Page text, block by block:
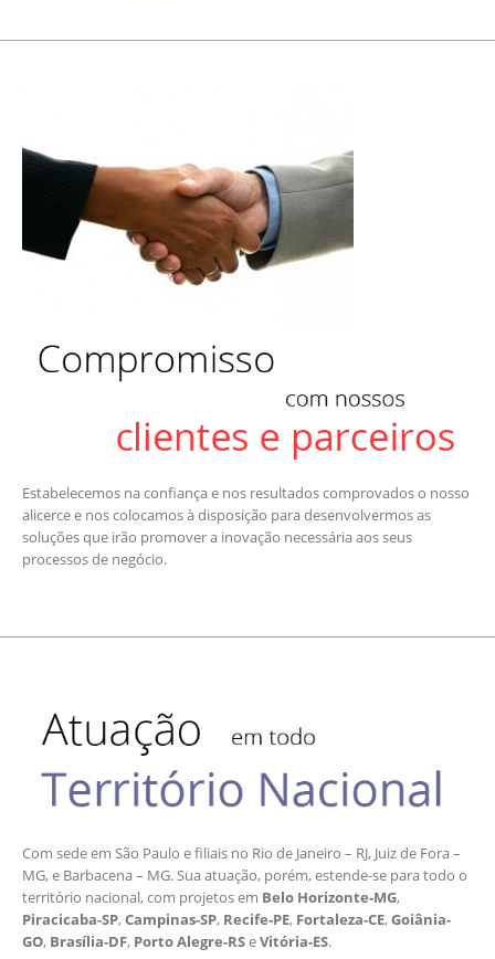
Estabelecemos na confiança e nos resultados comprovados o nosso
alicerce e nos colocamos à disposição para desenvolvermos as
soluções que irão promover a inovação necessária aos seus
processos de negócio.
Com sede em São Paulo e filiais no Rio de Janeiro – RJ, Juiz de Fora –
MG, e Barbacena – MG. Sua atuação, porém, estende-se para todo o
território nacional, com projetos em Belo Horizonte-MG,
Piracicaba-SP,Campinas-SP, Recife-PE, Fortaleza-CE,Goiânia-
GO, Brasília-DF, Porto Alegre-RSeVitória-ES.